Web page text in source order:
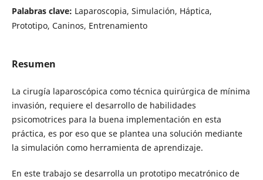
Palabras clave: Laparoscopia, Simulación, Háptica,
Prototipo, Caninos, Entrenamiento
Resumen
La cirugía laparoscópica como técnica quirúrgica de mínima
invasión, requiere el desarrollo de habilidades
psicomotrices para la buena implementación en esta
práctica, es por eso que se plantea una solución mediante
la simulación como herramienta de aprendizaje.
En este trabajo se desarrolla un prototipo mecatrónico de